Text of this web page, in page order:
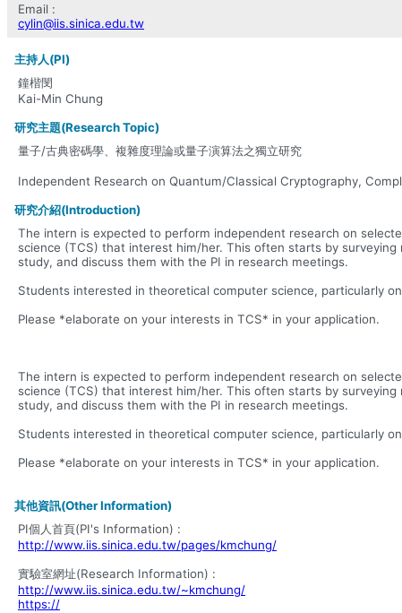
Email :
cylin@iis.sinica.edu.tw
主持人(PI)
鐘楷閔
Kai-Min Chung
研究主題(Research Topic)
量子/古典密碼學、複雜度理論或量子演算法之獨立研究
Independent Research on Quantum/Classical Cryptography,
研究介紹(Introduction)
The intern is expected to perform independent research on
science (TCS) that interest him/her. This often starts by
study, and discuss them with the PI in research meetings.
Students interested in theoretical computer science, particularly
Please *elaborate on your interests in TCS* in your application.
The intern is expected to perform independent research on
science (TCS) that interest him/her. This often starts by
study, and discuss them with the PI in research meetings.
Students interested in theoretical computer science, particularly
Please *elaborate on your interests in TCS* in your application.
其他資訊(Other Information)
PI個人首頁(PI's Information) :
http://www.iis.sinica.edu.tw/pages/kmchung/
實驗室網址(Research Information) :
http://www.iis.sinica.edu.tw/~kmchung/
https://